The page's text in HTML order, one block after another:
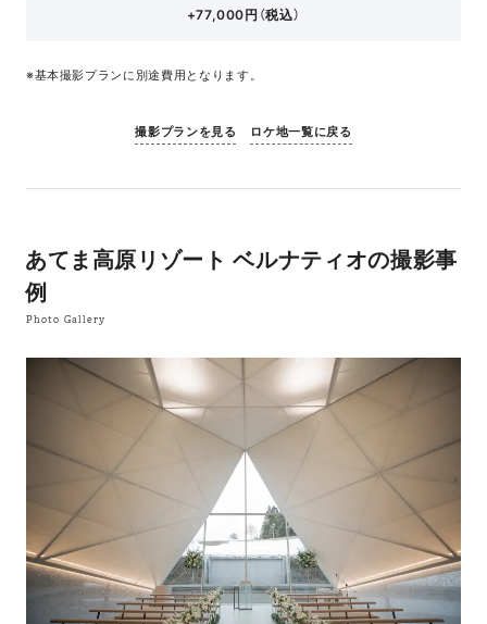
+77,000円（税込）
※基本撮影プランに別途費用となります。
撮影プランを見る ロケ地一覧に戻る
あてま高原リゾート ベルナティオの撮影事
例
Photo Gallery